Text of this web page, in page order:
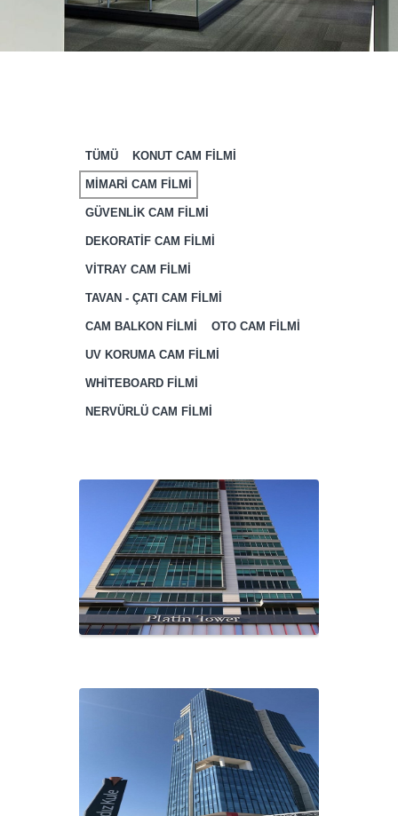
TÜMÜ KONUT CAM FİLMİ
MİMARİ CAM FİLMİ
GÜVENLİK CAM FİLMİ
DEKORATİF CAM FİLMİ
VİTRAY CAM FİLMİ
TAVAN - ÇATI CAM FİLMİ
CAM BALKON FİLMİ OTO CAM FİLMİ
UV KORUMA CAM FİLMİ
WHİTEBOARD FİLMİ
NERVÜRLÜ CAM FİLMİ